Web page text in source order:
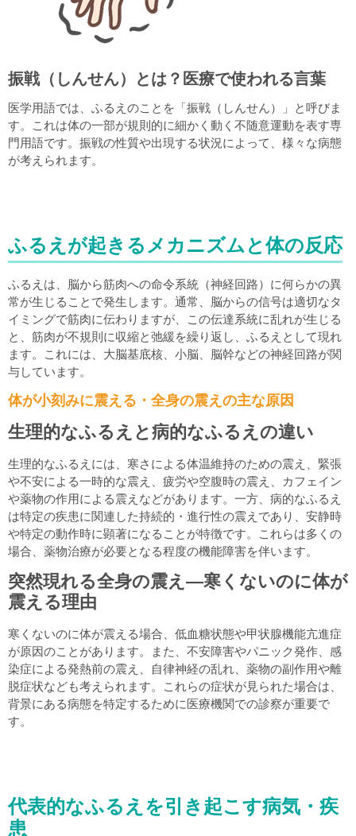
振戦（しんせん）とは？医療で使われる言葉
医学用語では、ふるえのことを「振戦（しんせん）」と呼びま
す。これは体の一部が規則的に細かく動く不随意運動を表す専
門用語です。振戦の性質や出現する状況によって、様々な病態
が考えられます。
ふるえが起きるメカニズムと体の反応
ふるえは、脳から筋肉への命令系統（神経回路）に何らかの異
常が生じることで発生します。通常、脳からの信号は適切なタ
イミングで筋肉に伝わりますが、この伝達系統に乱れが生じる
と、筋肉が不規則に収縮と弛緩を繰り返し、ふるえとして現れ
ます。これには、大脳基底核、小脳、脳幹などの神経回路が関
与しています。
体が小刻みに震える・全身の震えの主な原因
生理的なふるえと病的なふるえの違い
生理的なふるえには、寒さによる体温維持のための震え、緊張
や不安による一時的な震え、疲労や空腹時の震え、カフェイン
や薬物の作用による震えなどがあります。一方、病的なふるえ
は特定の疾患に関連した持続的・進行性の震えであり、安静時
や特定の動作時に顕著になることが特徴です。これらは多くの
場合、薬物治療が必要となる程度の機能障害を伴います。
突然現れる全身の震え―寒くないのに体が
震える理由
寒くないのに体が震える場合、低血糖状態や甲状腺機能亢進症
が原因のことがあります。また、不安障害やパニック発作、感
染症による発熱前の震え、自律神経の乱れ、薬物の副作用や離
脱症状なども考えられます。これらの症状が見られた場合は、
背景にある病態を特定するために医療機関での診察が重要で
す。
代表的なふるえを引き起こす病気・疾
患